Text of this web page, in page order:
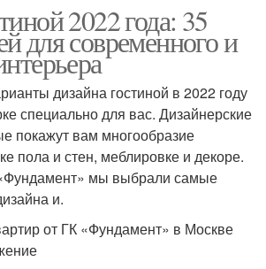
2022 года: 35
для современного и
дизайна гостиной в 2022 году
специально для вас. Дизайнерские
покажут вам многообразие
пола и стен, меблировке и декоре.
мы выбрали самые
и.
от ГК «Фундамент» в Москве